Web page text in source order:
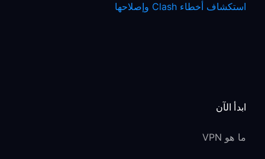
استكشاف أخطاء Clash وإصلاحها
ابدأ الآن
ما هو VPN